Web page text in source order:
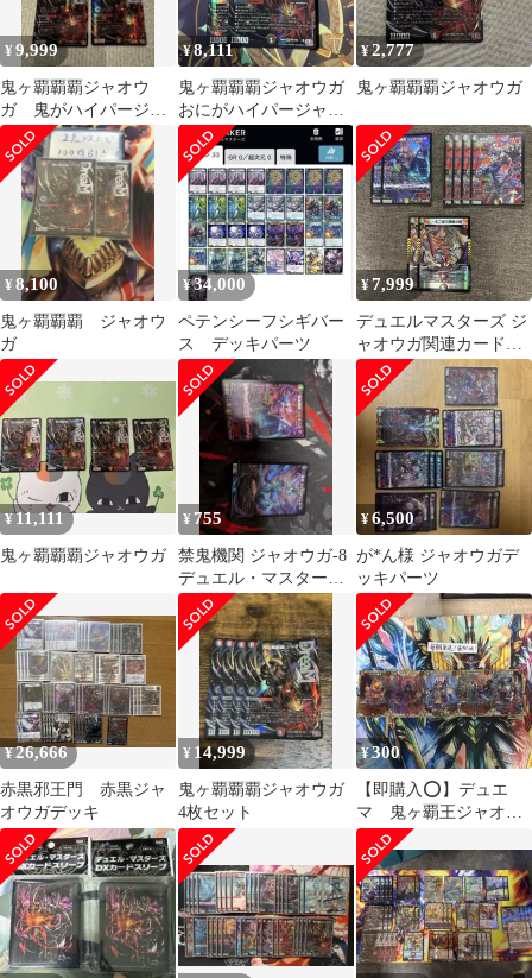
¥9,999
鬼ヶ覇覇覇ジャオウ
ガ 鬼がハイパージャ
オウガ ４枚
¥8,111
鬼ヶ覇覇覇ジャオウガ
おにがハイパージャオ
ウガ
¥2,777
鬼ヶ覇覇覇ジャオウガ
¥8,100
鬼ヶ覇覇覇 ジャオウ
ガ
¥34,000
ペテンシーフシギバー
ス デッキパーツ
¥7,999
デュエルマスターズ ジ
ャオウガ関連カードセ
ット
¥11,111
鬼ヶ覇覇覇ジャオウガ
¥ 755
禁鬼機関 ジャオウガ-8
デュエル・マスターズ
おまけつき
¥6,500
が*ん様 ジャオウガデ
ッキパーツ
¥26,666
赤黒邪王門 赤黒ジャ
オウガデッキ
¥ 14,999
鬼ヶ覇覇覇ジャオウガ
4枚セット
¥300
【即購入⭕️】デュエ
マ 鬼ヶ覇王ジャオウ
ガ シークレットセッ
ト 5枚